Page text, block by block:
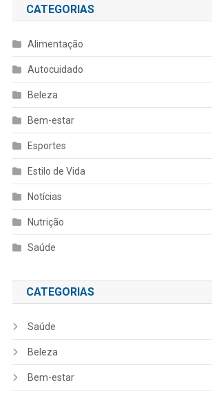
CATEGORIAS
Alimentação
Autocuidado
Beleza
Bem-estar
Esportes
Estilo de Vida
Notícias
Nutrição
Saúde
CATEGORIAS
Saúde
Beleza
Bem-estar